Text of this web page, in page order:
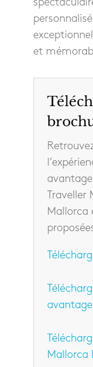
et
Mallorca
Mallorca